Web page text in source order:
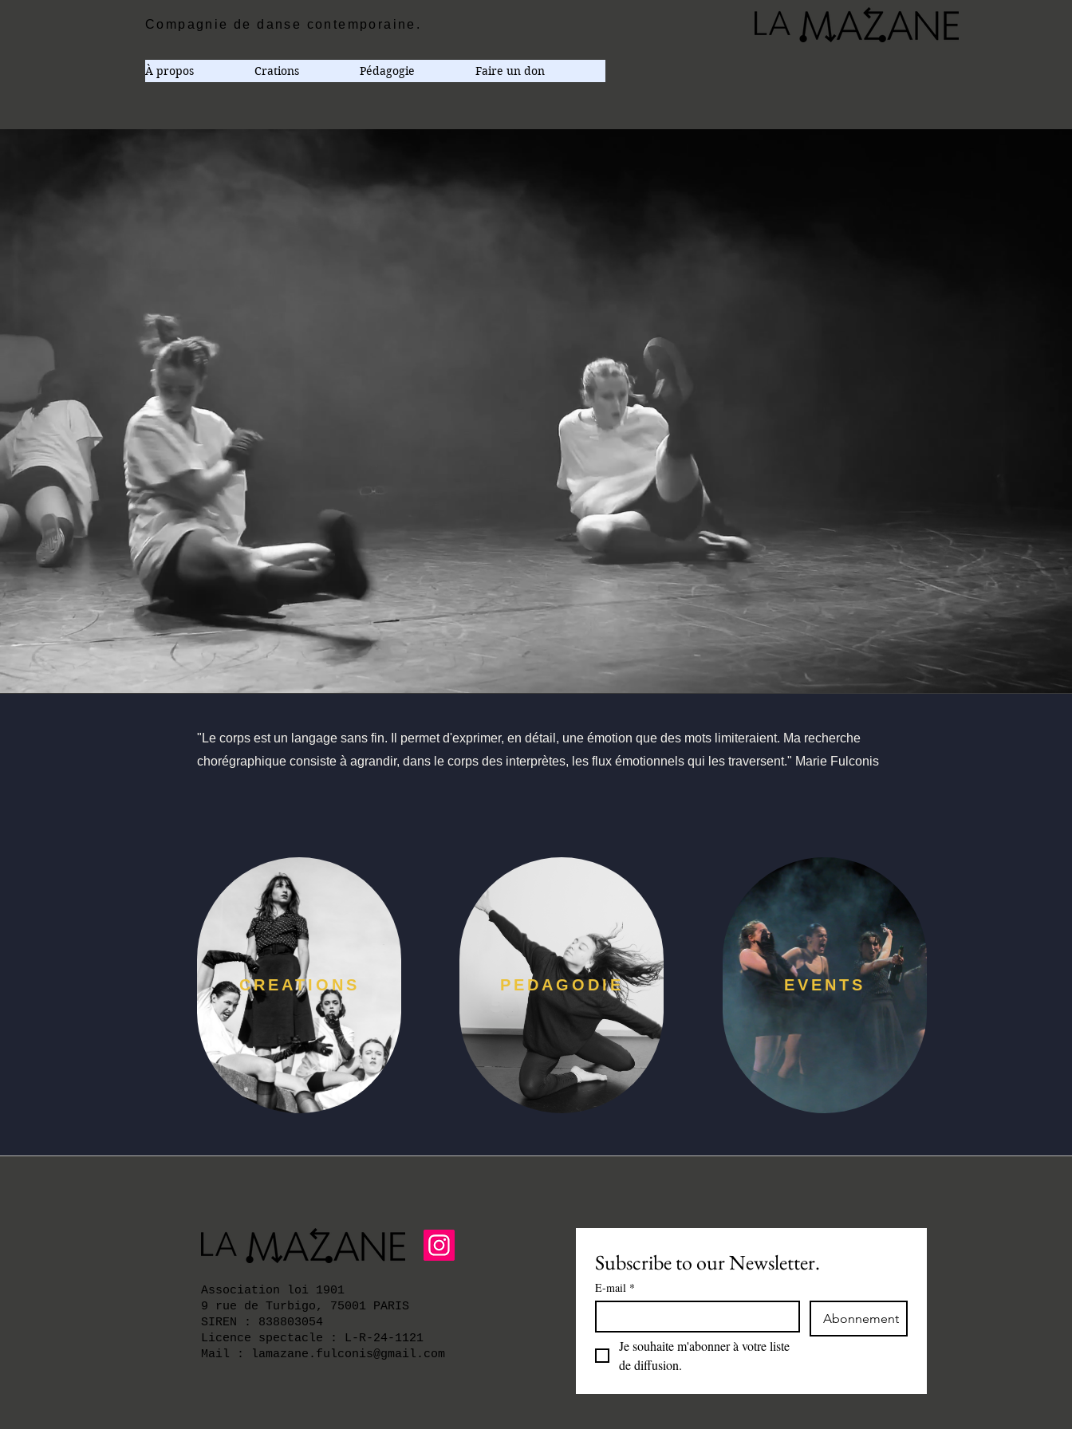
Compagnie de danse contemporaine.
À propos Crations Pédagogie Faire un don
"Le corps est un langage sans fin. Il permet d'exprimer, en détail, une émotion que des mots limiteraient. Ma recherche
chorégraphique consiste à agrandir, dans le corps des interprètes, les flux émotionnels qui les traversent." Marie Fulconis
CREATIONS PEDAGODIE EVENTS
Association loi 1901
9 rue de Turbigo, 75001 PARIS
SIREN : 838803054
Licence spectacle : L-R-24-1121
Mail : lamazane.fulconis@gmail.com
Subscribe to our Newsletter.
E-mail *
Abonnement
Je souhaite m'abonner à votre liste
de diffusion.